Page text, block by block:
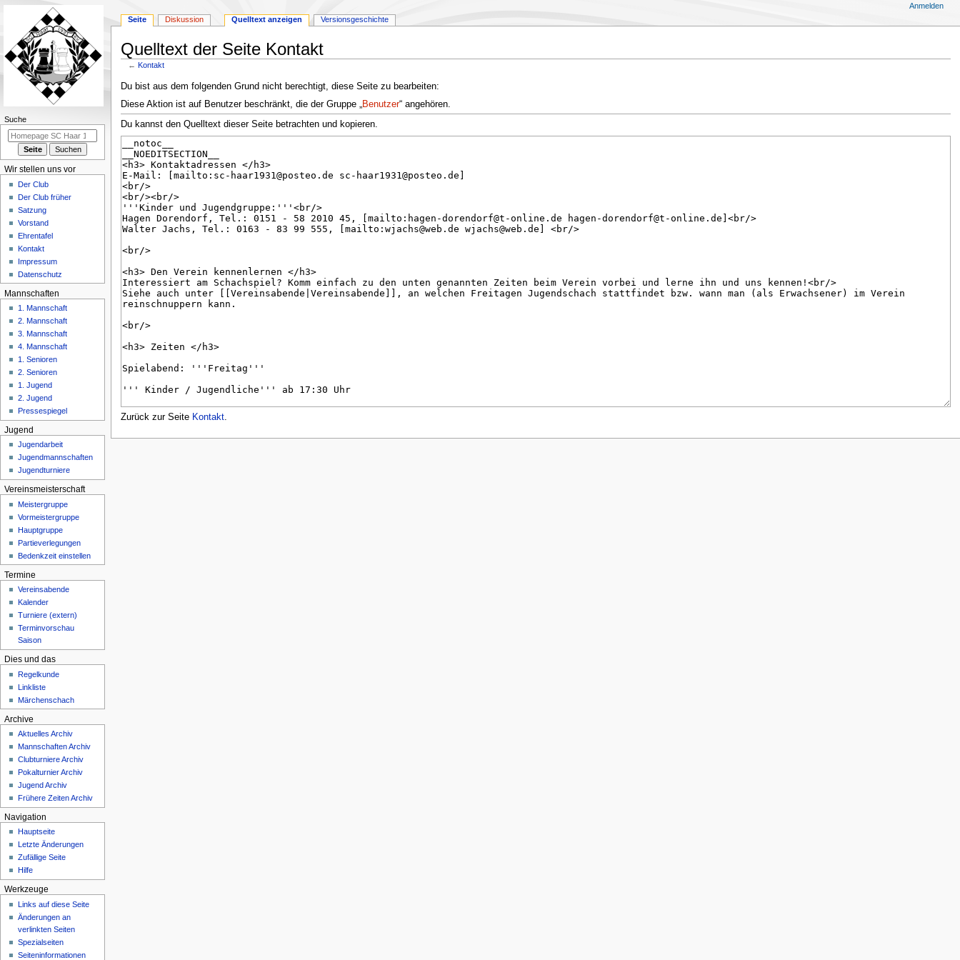
Quelltext der Seite Kontakt
← Kontakt
Zur
Navigation
springen
Zur
Suche
springen
Du bist aus dem folgenden Grund nicht berechtigt, diese Seite zu bearbeiten:
Diese Aktion ist auf Benutzer beschränkt, die der Gruppe „Benutzer“ angehören.
Du kannst den Quelltext dieser Seite betrachten und kopieren.
Zurück zur Seite Kontakt.
N
m
Seite Diskussion Quelltext anzeigen Versionsgeschichte
Anmelden
Suche
Wir stellen uns vor
Der Club
Der Club früher
Satzung
Vorstand
Ehrentafel
Kontakt
Impressum
Datenschutz
Mannschaften
1. Mannschaft
2. Mannschaft
3. Mannschaft
4. Mannschaft
1. Senioren
2. Senioren
1. Jugend
2. Jugend
Pressespiegel
Jugend
Jugendarbeit
Jugendmannschaften
Jugendturniere
Vereinsmeisterschaft
Meistergruppe
Vormeistergruppe
Hauptgruppe
Partieverlegungen
Bedenkzeit einstellen
Termine
Vereinsabende
Kalender
Turniere (extern)
Terminvorschau
Saison
Dies und das
Regelkunde
Linkliste
Märchenschach
Archive
Aktuelles Archiv
Mannschaften Archiv
Clubturniere Archiv
Pokalturnier Archiv
Jugend Archiv
Frühere Zeiten Archiv
Navigation
Hauptseite
Letzte Änderungen
Zufällige Seite
Hilfe
Werkzeuge
Links auf diese Seite
Änderungen an
verlinkten Seiten
Spezialseiten
Seiten­­informationen